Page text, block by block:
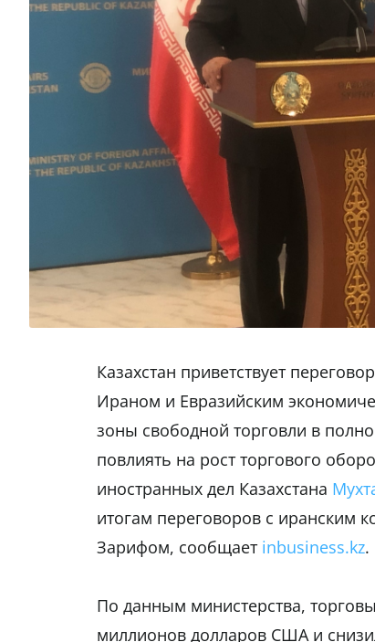
Казахстан приветствует
Ираном и Евразийским
зоны свободной торговли в
повлиять на рост торгового
иностранных дел Казахстана
итогам переговоров с иранским
Зарифом, сообщает inbusiness.kz.
По данным министерства,
миллионов долларов США и